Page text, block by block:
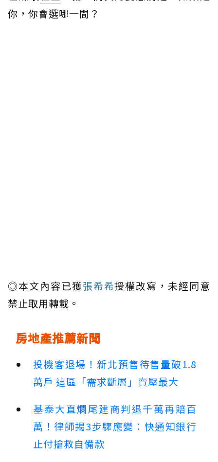
你，你會選哪一間？
◎本文內容已獲張希希授權改寫，未經同意
禁止取用轉載。
房地產推薦新聞
投機客退場！新北預售待售量破1.8
萬戶 這區「需求斷層」賣壓最大
基泰大直爛尾建商判退千萬再賠百
萬！律師揭3步驟應變：快通知銀行
止付搶救自備款